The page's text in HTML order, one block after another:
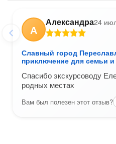
А
Александра24
Славный город
приключение для семьи и
Спасибо экскурсоводу
родных местах
Вам был полезен этот отзыв?